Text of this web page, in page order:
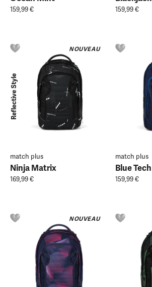
159,99 € 159,99 €
NOUVEAU
Reflective Style
match plus
Ninja Matrix
169,99 €
match plus
Blue Tech
159,99 €
NOUVEAU